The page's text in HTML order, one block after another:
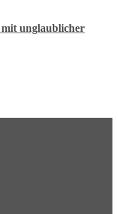
mit unglaublicher